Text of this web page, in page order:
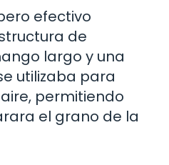
efectivo
de
largo y una
utilizaba para
permitiendo
el grano de la